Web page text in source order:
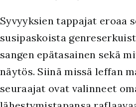
Syvyyksien tappajat eroaa
susipaskoista
sangen epätasainen sekä
näytös. Siinä missä leffan
seuraajat ovat valinneet